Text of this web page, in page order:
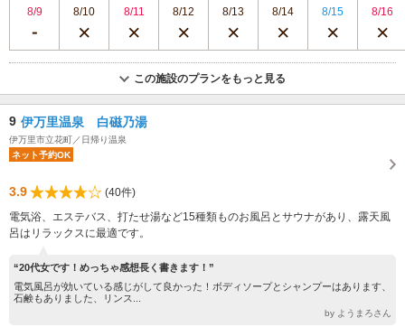
8/9
8/10 8/11 8/12 8/13 8/14 8/15 8/16
この施設のプランをもっと見る
9 伊万里温泉 白磁乃湯
伊万里市立花町／日帰り温泉
ネット予約OK
3.9
(40件)
電気浴、エステバス、打たせ湯など15種類ものお風呂とサウナがあり、露天風
呂はリラックスに最適です。
“20代女です！めっちゃ感想長く書きます！”
電気風呂が効いている感じがして良かった！ボディソープとシャンプーはあります、
石鹸もありました、リンス...
by ようまろさん